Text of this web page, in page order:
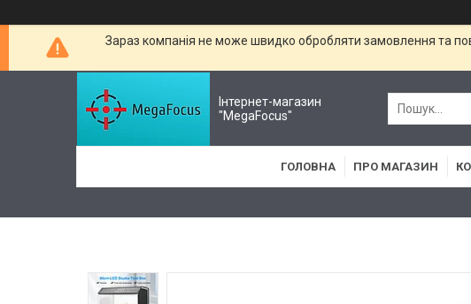
Зараз компанія не може швидко обробляти замовлення та
Інтернет-магазин
"MegaFocus"
ГОЛОВНА ПРО МАГАЗИН